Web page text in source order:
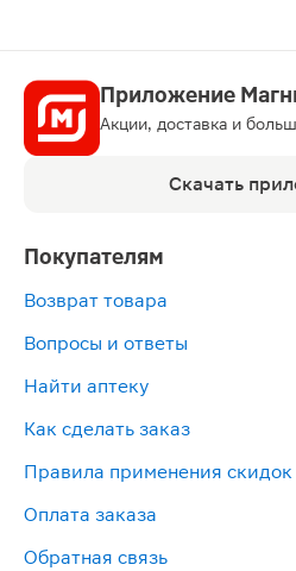
Приложение
Акции, доставка и
Скачать
Покупателям
Возврат товара
Вопросы и ответы
Найти аптеку
Как сделать заказ
Правила применения скидок
Оплата заказа
Обратная связь